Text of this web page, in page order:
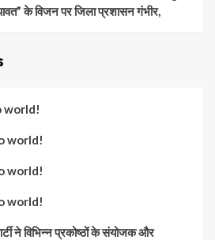
के विजन पर जिला प्रशासन गंभीर,
world!
world!
world!
world!
ने विभिन्न प्रकोष्ठों के संयोजक और